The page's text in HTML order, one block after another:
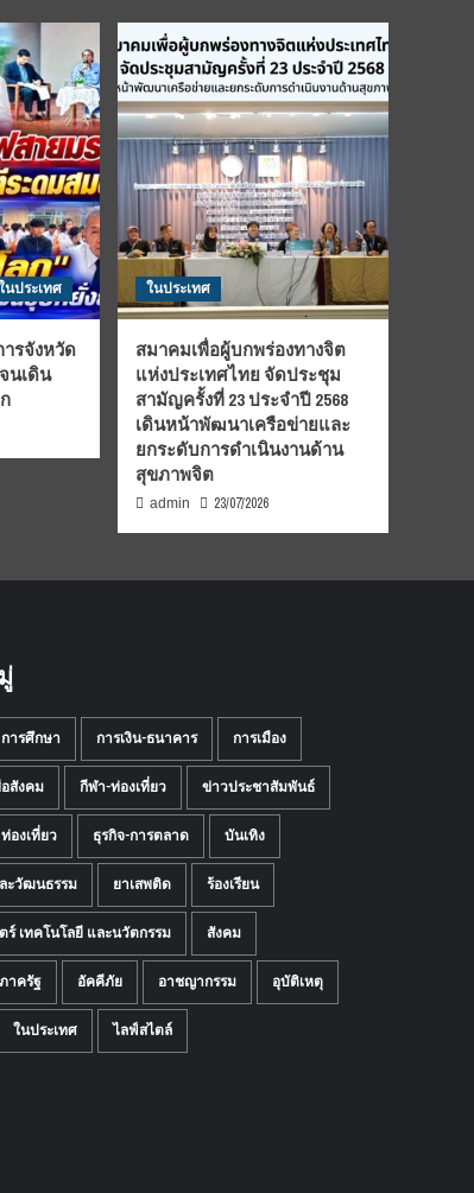
นประเทศ
รจังหวัด
นเดิน
ในประเทศ
สมาคมเพื่อผู้บกพร่องทางจิต
แห่งประเทศไทย จัดประชุม
สามัญครั้งที่ 23 ประจำปี 2568
เดินหน้าพัฒนาเครือข่ายและ
ยกระดับการดำเนินงานด้าน
สุขภาพจิต
admin 23/07/2026
การศึกษา การเงิน-ธนาคาร การเมือง
อสังคม กีฬา-ท่องเที่ยว ข่าวประชาสัมพันธ์
ท่องเที่ยว ธุรกิจ-การตลาด บันเทิง
ะวัฒนธรรม ยาเสพติด ร้องเรียน
ร์ เทคโนโลยี และนวัตกรรม สังคม
าครัฐ อัคคีภัย อาชญากรรม อุบัติเหตุ
ในประเทศ ไลฟ์สไตล์